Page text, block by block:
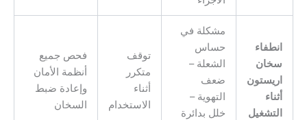
انطفاء
سخان
اريستون
أثناء
التشغيل
مشكلة في
حساس
الشعلة –
ضعف
التهوية –
خلل بدائرة
توقف
متكرر
أثناء
الاستخدام
فحص جميع
أنظمة الأمان
وإعادة ضبط
السخان